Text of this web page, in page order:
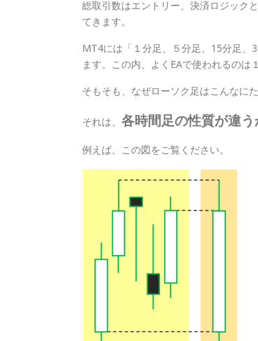
総取引数はエントリー、決済ロジック
てきます。
MT4には「１分足、５分足、15分足、
ます。この内、よくEAで使われるのは
そもそも、なぜローソク足はこんなに
それは、 各時間足の性質が違う
例えば、この図をご覧ください。